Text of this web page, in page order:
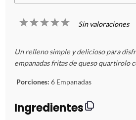
5
s
t
r
4
s
t
r
3
s
t
r
2
s
t
r
1
s
t
r
Sin valoraciones
Un relleno simple y delicioso para
empanadas fritas de queso quartirolo
Porciones: 6 Empanadas
Ingredientes